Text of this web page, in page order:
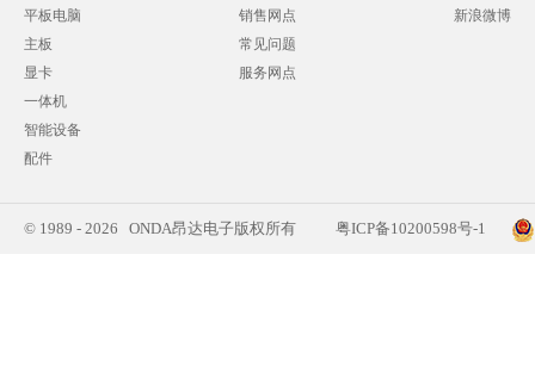
平板电脑
主板
显卡
一体机
智能设备
配件
销售网点
常见问题
服务网点
新浪微博
© 1989 - 2026 ONDA昂达电子版权所有 粤ICP备10200598号-1